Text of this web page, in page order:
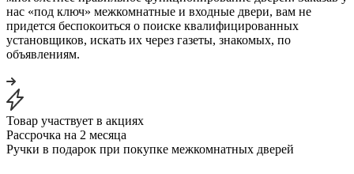
нас «под ключ» межкомнатные и входные двери, вам не
придется беспокоиться о поиске квалифицированных
установщиков, искать их через газеты, знакомых, по
объявлениям.
Товар участвует в акциях
Рассрочка на 2 месяца
Ручки в подарок при покупке межкомнатных дверей